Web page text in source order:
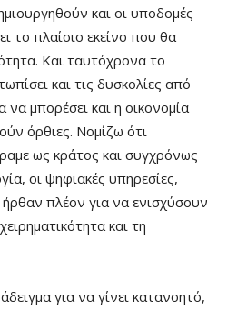
και οι υποδομές
το πλαίσιο εκείνο που θα
Και ταυτόχρονα το
και τις δυσκολίες από
να μπορέσει και η οικονομία
όρθιες. Νομίζω ότι
ως κράτος και συγχρόνως
οι ψηφιακές υπηρεσίες,
πλέον για να ενισχύσουν
και τη
για να γίνει κατανοητό,